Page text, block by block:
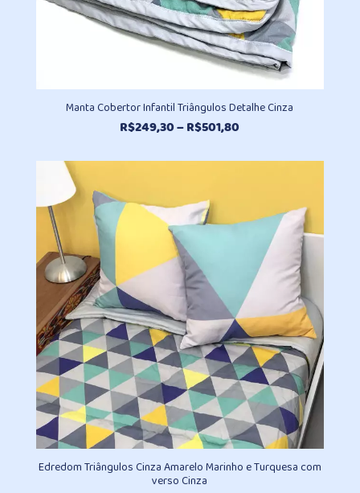
Manta Cobertor Infantil Triângulos Detalhe Cinza
R$249,30–R$501,80
preço:
R$501,80
Edredom Triângulos Cinza Amarelo Marinho e Turquesa com
verso Cinza